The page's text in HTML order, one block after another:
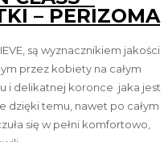
– PERIZOMA
są wyznacznikiem jakości
przez kobiety na całym
i delikatnej koronce jaka jest
dzięki temu, nawet po całym
się w pełni komfortowo,